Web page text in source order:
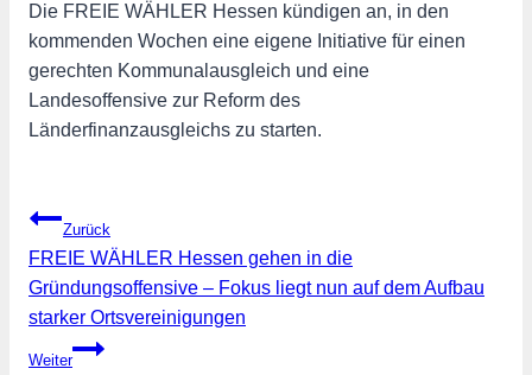
Die FREIE WÄHLER Hessen kündigen an, in den
kommenden Wochen eine eigene Initiative für einen
gerechten Kommunalausgleich und eine
Landesoffensive zur Reform des
Länderfinanzausgleichs zu starten.
Beitragsnavigation
Zurück
FREIE WÄHLER Hessen gehen in die
Gründungsoffensive – Fokus liegt nun auf dem Aufbau
starker Ortsvereinigungen
Weiter